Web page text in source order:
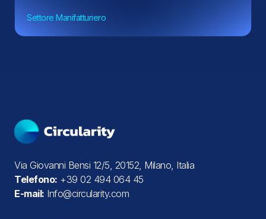
Settore Manifatturiero
Via Giovanni Bensi 12/5, 20152, Milano, Italia
Telefono: +39 02 494 064 45
E-mail: Info@circularity.com